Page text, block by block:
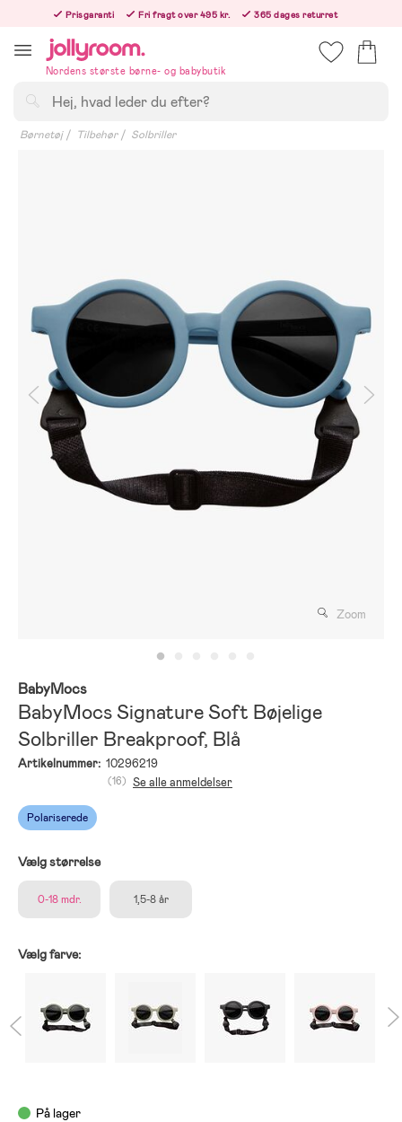
innehållet
Prisgaranti Fri fragt over 495 kr.
365 dages returret
Nordens største børne- og babybutik
Børnetøj Tilbehør Solbriller
Zoom
BabyMocs
BabyMocs Signature Soft Bøjelige
Solbriller Breakproof, Blå
Artikelnummer: 10296219
Polariserede
(16) Se alle anmeldelser
Vælg størrelse
0-18 mdr. 1,5-8 år
Vælg farve:
På lager